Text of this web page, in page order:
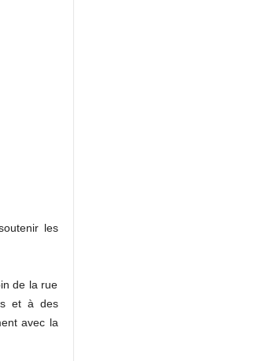
les
de la rue
et à des
avec la